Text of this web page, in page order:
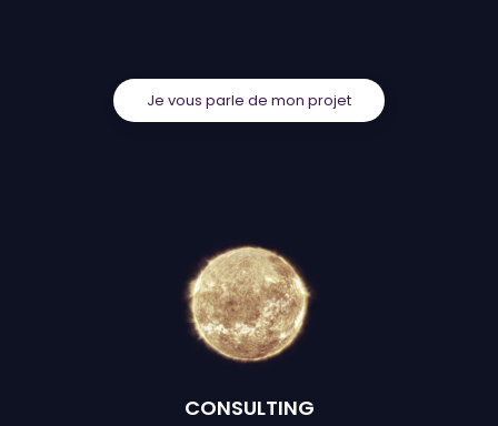
Je vous parle de mon projet
CONSULTING